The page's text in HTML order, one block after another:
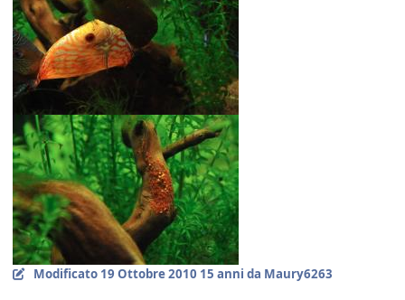
Modificato 19 Ottobre 2010 15 anni da Maury6263